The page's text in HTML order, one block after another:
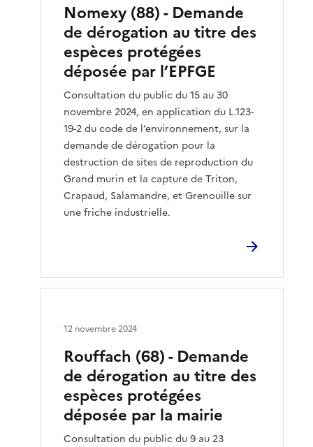
Nomexy (88) - Demande
de dérogation au titre des
espèces protégées
déposée par l’EPFGE
Consultation du public du 15 au 30
novembre 2024, en application du L.123-
19-2 du code de l’environnement, sur la
demande de dérogation pour la
destruction de sites de reproduction du
Grand murin et la capture de Triton,
Crapaud, Salamandre, et Grenouille sur
une friche industrielle.
Rouffach (68) - Demande
de dérogation au titre des
espèces protégées
déposée par la mairie
Consultation du public du 9 au 23
12 novembre 2024